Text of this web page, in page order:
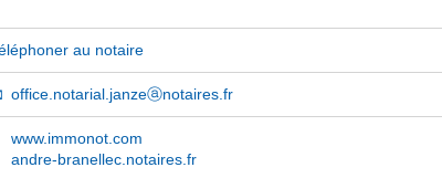
au notaire
office.notarial.janzeⓐnotaires.fr
www.immonot.com
andre-branellec.notaires.fr